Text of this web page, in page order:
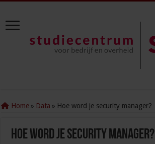
Home » Data » Hoe word je security manager?
Hoe word je security manager?